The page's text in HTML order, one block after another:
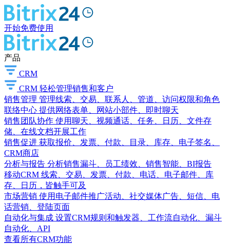
开始免费使用
产品
CRM
CRM 轻松管理销售和客户
销售管理 管理线索、交易、联系人、管道、访问权限和角色
联络中心 提供网络表单、网站小部件、即时聊天
销售团队协作 使用聊天、视频通话、任务、日历、文件存
储、在线文档开展工作
销售促进 获取报价、发票、付款、目录、库存、电子签名、
CRM商店
分析与报告 分析销售漏斗、员工绩效、销售智能、BI报告
移动CRM 线索、交易、发票、付款、电话、电子邮件、库
存、日历，皆触手可及
市场营销 使用电子邮件推广活动、社交媒体广告、短信、电
话营销、登陆页面
自动化与集成 设置CRM规则和触发器、工作流自动化、漏斗
自动化、API
查看所有CRM功能